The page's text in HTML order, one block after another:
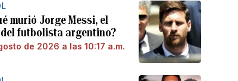
murió Jorge Messi, el
futbolista argentino?
de 2026 a las 10:17 a.m.